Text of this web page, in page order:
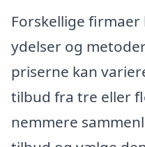
Forskellige
ydelser og
priserne kan
tilbud fra tre eller
nemmere